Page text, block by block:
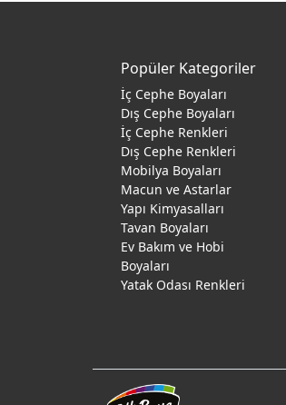
Popüler Kategoriler
İç Cephe Boyaları
Dış Cephe Boyaları
İç Cephe Renkleri
Dış Cephe Renkleri
Mobilya Boyaları
Macun ve Astarlar
Yapı Kimyasalları
Tavan Boyaları
Ev Bakım ve Hobi
Boyaları
Yatak Odası Renkleri